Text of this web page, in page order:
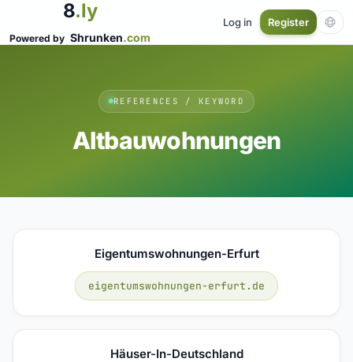
8.ly
Powered by Shrunken.com
Log in Register
REFERENCES / KEYWORD
Altbauwohnungen
Eigentumswohnungen-Erfurt
eigentumswohnungen-erfurt.de
Häuser-In-Deutschland